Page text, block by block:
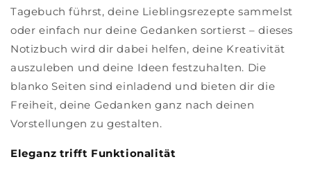
Tagebuch führst, deine Lieblingsrezepte sammelst
oder einfach nur deine Gedanken sortierst – dieses
Notizbuch wird dir dabei helfen, deine Kreativität
auszuleben und deine Ideen festzuhalten. Die
blanko Seiten sind einladend und bieten dir die
Freiheit, deine Gedanken ganz nach deinen
Vorstellungen zu gestalten.
Eleganz trifft Funktionalität